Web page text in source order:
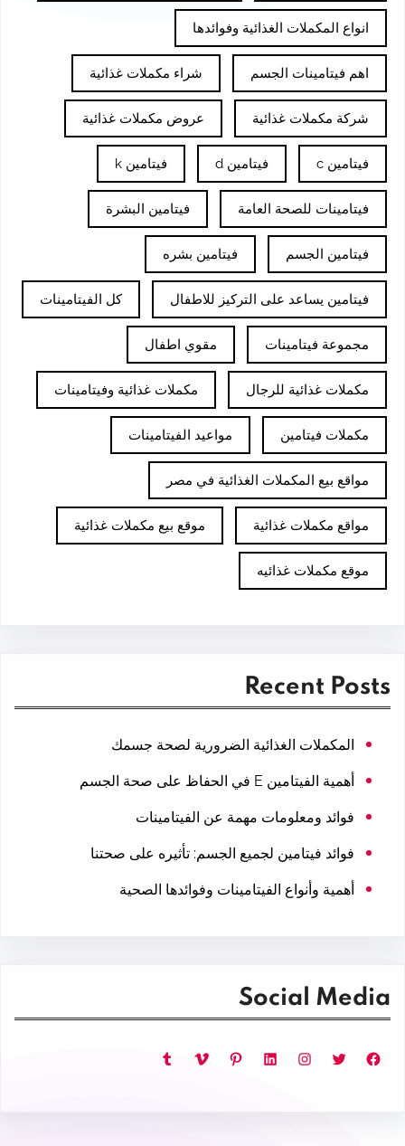
انواع المكملات الغذائية وفوائدها
اهم فيتامينات الجسم شراء مكملات غذائية
شركة مكملات غذائية عروض مكملات غذائية
فيتامين c فيتامين d فيتامين k
فيتامينات للصحة العامة فيتامين البشرة
فيتامين الجسم فيتامين بشره
فيتامين يساعد على التركيز للاطفال كل الفيتامينات
مجموعة فيتامينات مقوي اطفال
مكملات غذائية للرجال مكملات غذائية وفيتامينات
مكملات فيتامين مواعيد الفيتامينات
مواقع بيع المكملات الغذائية في مصر
مواقع مكملات غذائية موقع بيع مكملات غذائية
موقع مكملات غذائيه
Recent Posts
المكملات الغذائية الضرورية لصحة جسمك
أهمية الفيتامين E في الحفاظ على صحة الجسم
فوائد ومعلومات مهمة عن الفيتامينات
فوائد فيتامين لجميع الجسم: تأثيره على صحتنا
أهمية وأنواع الفيتامينات وفوائدها الصحية
Social Media
فيسبوك تويتر إنستجرام لينكد إن بينتريست فيميو تمبلر